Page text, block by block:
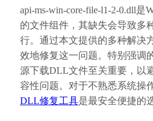
api-ms-win-core-file-l1-2-0.dll是
的文件组件，其缺失会导致多
行。通过本文提供的多种解决
效地修复这一问题。特别强调
源下载DLL文件至关重要，以
容性问题。对于不熟悉系统操
DLL修复工具是最安全便捷的